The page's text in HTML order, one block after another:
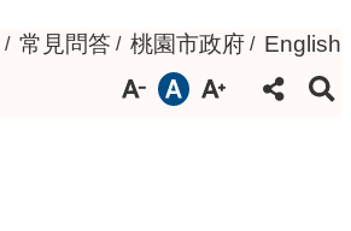
常見問答 桃園市政府 English